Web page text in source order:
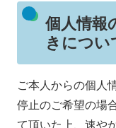
個人情報
きについ
ご本人からの個人
停止のご希望の場
て頂いた上、速や